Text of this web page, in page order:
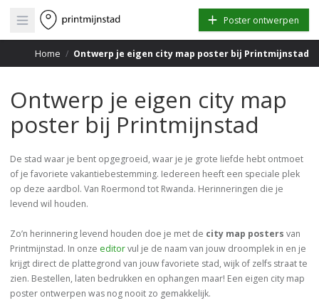
Open main menu Poster ontwerpen
Home / Ontwerp je eigen city map poster bij Printmijnstad
Ontwerp je eigen city map
poster bij Printmijnstad
De stad waar je bent opgegroeid, waar je je grote liefde hebt ontmoet
of je favoriete vakantiebestemming. Iedereen heeft een speciale plek
op deze aardbol. Van Roermond tot Rwanda. Herinneringen die je
levend wil houden.
Zo’n herinnering levend houden doe je met de city map posters van
Printmijnstad. In onze editorvul je de naam van jouw droomplek in en je
krijgt direct de plattegrond van jouw favoriete stad, wijk of zelfs straat te
zien. Bestellen, laten bedrukken en ophangen maar! Een eigen city map
poster ontwerpen was nog nooit zo gemakkelijk.